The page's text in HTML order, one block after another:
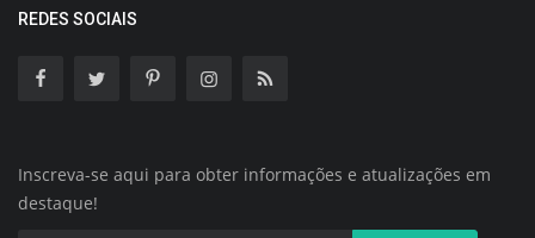
REDES SOCIAIS
Inscreva-se aqui para obter informações e atualizações em
destaque!